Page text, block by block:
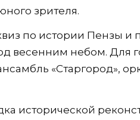
зрителя.
по истории Пензы и
весенним небом. Для
«Старгород»,
исторической